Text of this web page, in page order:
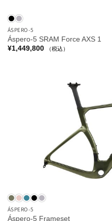
ÁSPERO-5
Áspero-5 SRAM Force AXS 1
¥1,449,800 （税込）
ÁSPERO-5
Áspero-5 Frameset